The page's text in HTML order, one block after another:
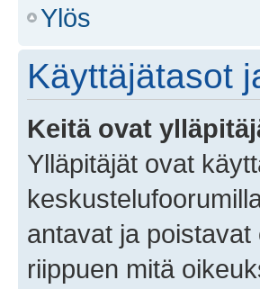
Ylös
Käyttäjätasot
Keitä ovat
Ylläpitäjät ovat
antavat ja
riippuen mitä